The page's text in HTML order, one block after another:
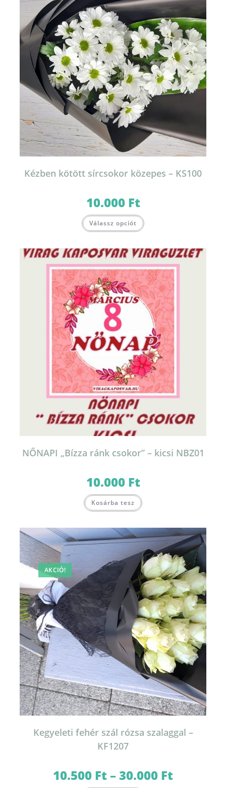
Kézben kötött sírcsokor közepes – KS100
10.000 Ft
Válassz opciót
NŐNAPI „Bízza ránk csokor” – kicsi NBZ01
10.000 Ft
Kosárba tesz
AKCIÓ!
Kegyeleti fehér szál rózsa szalaggal –
KF1207
10.500 Ft–30.000 Ft10.500 Ft